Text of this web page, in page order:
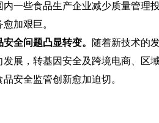
一些食品生产企业减少质量管理
加艰巨。
全问题凸显转变。
随着新技术的
展，转基因安全及跨境电商、区
安全监管创新愈加迫切。